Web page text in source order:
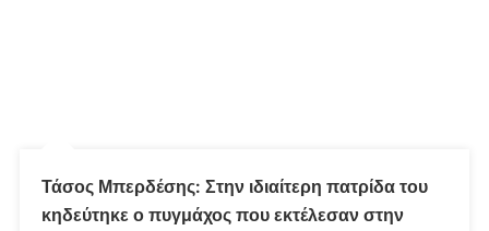
Τάσος Μπερδέσης: Στην ιδιαίτερη πατρίδα του
κηδεύτηκε ο πυγμάχος που εκτέλεσαν στην